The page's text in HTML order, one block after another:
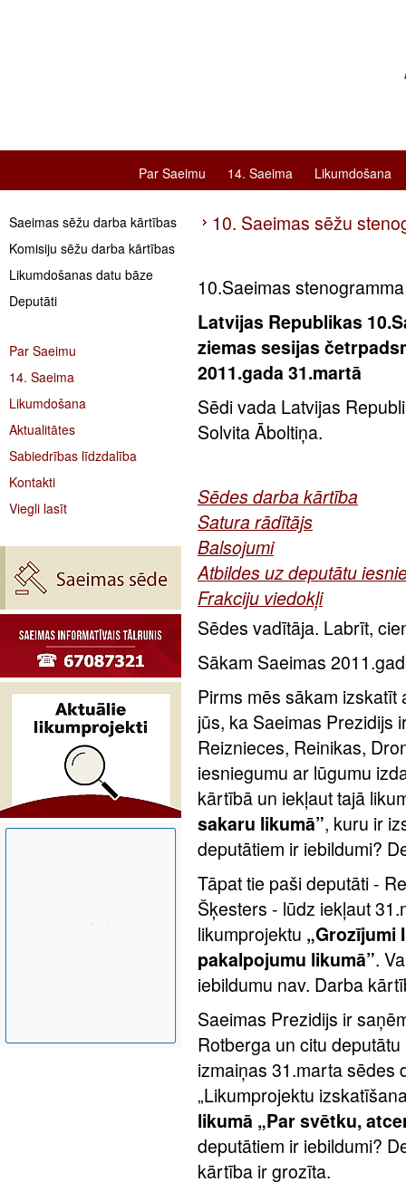
Par Saeimu 14. Saeima Likumdošana
Saeimas sēžu darba kārtības
Komisiju sēžu darba kārtības
Likumdošanas datu bāze
Deputāti
Par Saeimu
14. Saeima
Likumdošana
Aktualitātes
Sabiedrības līdzdalība
Kontakti
Viegli lasīt
10. Saeimas sēžu
10.Saeimas
Latvijas Republikas
ziemas sesijas
2011.gada 31.martā
Sēdi vada Latvijas
Solvita Āboltiņa.
Sēdes darba kārtība
Satura rādītājs
Balsojumi
Atbildes uz deputātu
Frakciju viedokļi
Sēdes vadītāja. Labrīt,
Sākam Saeimas
Pirms mēs sākam
jūs, ka Saeimas Prezidijs
Reiznieces, Reinikas,
iesniegumu ar lūgumu
kārtībā un iekļaut tajā
sakaru likumā”, kuru ir
deputātiem ir iebildumi?
Tāpat tie paši deputāti -
Šķesters - lūdz iekļaut
likumprojektu „Grozījumi
pakalpojumu likumā”.
iebildumu nav. Darba
Saeimas Prezidijs ir
Rotberga un citu
izmaiņas 31.marta sēdes
„Likumprojektu
likumā „Par svētku,
deputātiem ir iebildumi?
kārtība ir grozīta.